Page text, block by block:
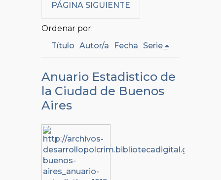
PÁGINA SIGUIENTE
Ordenar por:
Título Autor/a Fecha Serie
Anuario Estadistico de
la Ciudad de Buenos
Aires